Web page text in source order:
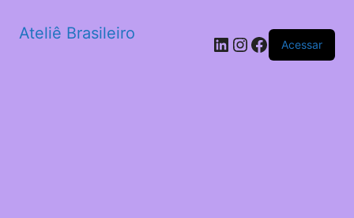
Ateliê Brasileiro LinkedIn
Instagram
Facebook
Acessar